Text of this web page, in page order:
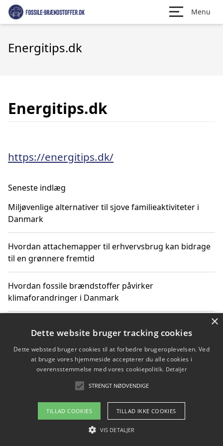
Menu
Energitips.dk
Energitips.dk
https://energitips.dk/
Seneste indlæg
Miljøvenlige alternativer til sjove familieaktiviteter i
Danmark
Hvordan attachemapper til erhvervsbrug kan bidrage
til en grønnere fremtid
Hvordan fossile brændstoffer påvirker
klimaforandringer i Danmark
klimaændringer
Hvordan citater om fossile brændstoffer kan ændre
Copyright 2026 - Pilanto Aps
Om / kontakt
×
Dette website bruger tracking cookies
Dette websted bruger cookies til at forbedre brugeroplevelsen. Ved
at bruge vores hjemmeside accepterer du alle cookies i
overensstemmelse med vores cookiepolitik. Detaljer
STRENGT NØDVENDIGE
TILLAD COOKIES TILLAD IKKE COOKIES
VIS DETALJER